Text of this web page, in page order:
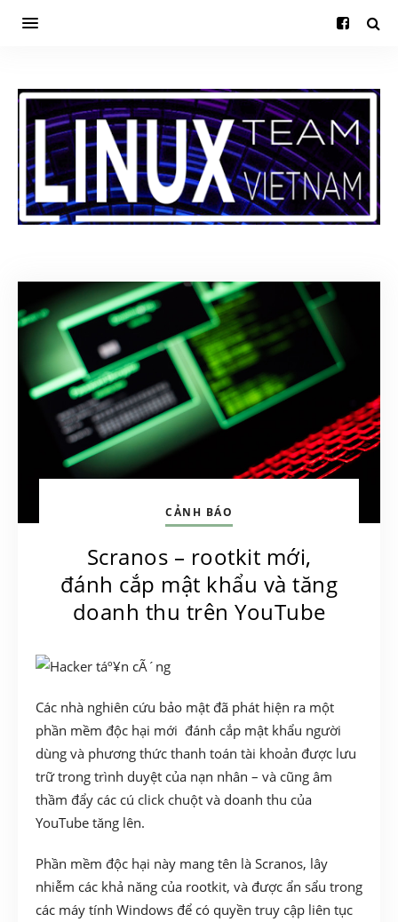
CẢNH BÁO
Scranos – rootkit mới,
đánh cắp mật khẩu và tăng
doanh thu trên YouTube
Các nhà nghiên cứu bảo mật đã phát hiện ra một
phần mềm độc hại mới đánh cắp mật khẩu người
dùng và phương thức thanh toán tài khoản được lưu
trữ trong trình duyệt của nạn nhân – và cũng âm
thầm đẩy các cú click chuột và doanh thu của
YouTube tăng lên.
Phần mềm độc hại này mang tên là Scranos, lây
nhiễm các khả năng của rootkit, và được ẩn sẩu trong
các máy tính Windows để có quyền truy cập liên tục